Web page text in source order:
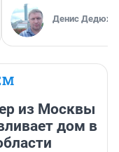
Денис
из Москвы
дом в